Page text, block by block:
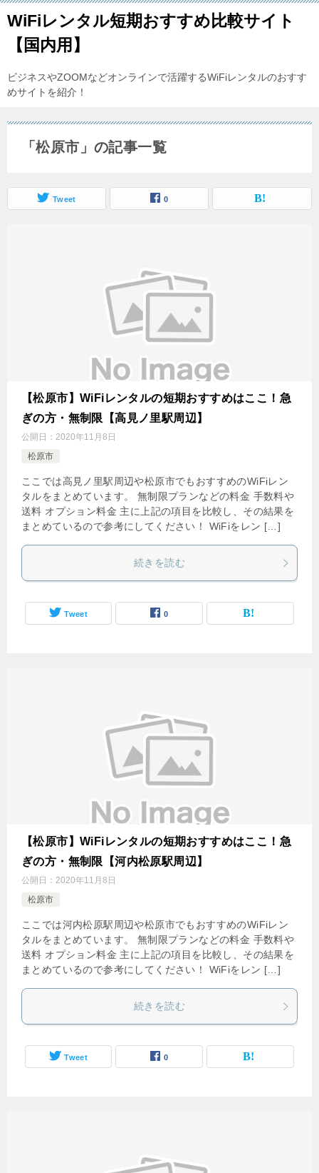
WiFiレンタル短期おすすめ比較サイト
【国内用】
ビジネスやZOOMなどオンラインで活躍するWiFiレンタルのおすす
めサイトを紹介！
「松原市」の記事一覧
Tweet 0
【松原市】WiFiレンタルの短期おすすめはここ！急
ぎの方・無制限【高見ノ里駅周辺】
公開日： 2020年11月8日
松原市
ここでは高見ノ里駅周辺や松原市でもおすすめのWiFiレン
タルをまとめています。 無制限プランなどの料金 手数料や
送料 オプション料金 主に上記の項目を比較し、その結果を
まとめているので参考にしてください！ WiFiをレン […]
続きを読む
Tweet 0
【松原市】WiFiレンタルの短期おすすめはここ！急
ぎの方・無制限【河内松原駅周辺】
公開日： 2020年11月8日
松原市
ここでは河内松原駅周辺や松原市でもおすすめのWiFiレン
タルをまとめています。 無制限プランなどの料金 手数料や
送料 オプション料金 主に上記の項目を比較し、その結果を
まとめているので参考にしてください！ WiFiをレン […]
続きを読む
Tweet 0